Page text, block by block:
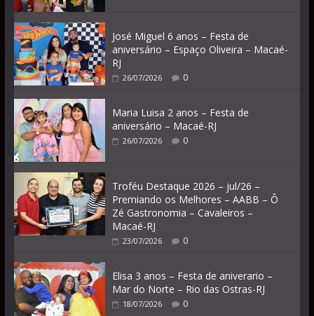
José Miguel 6 anos – Festa de
aniversário – Espaço Oliveira – Macaé-
RJ
26/07/2026 0
Maria Luisa 2 anos – Festa de
aniversário – Macaé-RJ
26/07/2026 0
Troféu Destaque 2026 – jul/26 –
Premiando os Melhores – AABB – Ô
Zé Gastronomia – Cavaleiros –
Macaé-RJ
23/07/2026 0
Elisa 3 anos – Festa de aniverario –
Mar do Norte – Rio das Ostras-RJ
18/07/2026 0